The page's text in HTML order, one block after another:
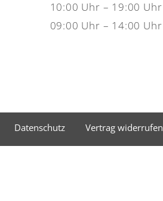
10:00 Uhr – 19:00 Uhr
09:00 Uhr – 14:00 Uhr
Datenschutz Vertrag widerrufen